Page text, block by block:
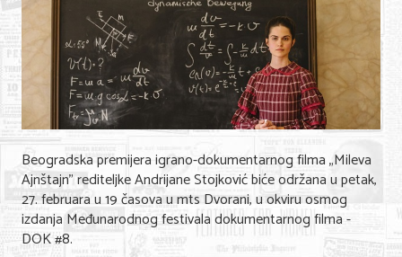
Beogradska premijera igrano-dokumentarnog filma „Mileva
Ajnštajn" rediteljke Andrijane Stojković biće održana u petak,
27. februara u 19 časova u mts Dvorani, u okviru osmog
izdanja Međunarodnog festivala dokumentarnog filma -
DOK #8.